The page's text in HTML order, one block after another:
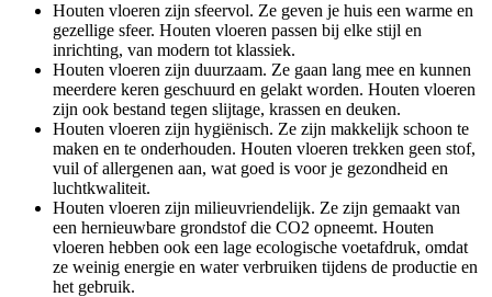
Houten vloeren zijn sfeervol. Ze geven je huis een warme en
gezellige sfeer. Houten vloeren passen bij elke stijl en
inrichting, van modern tot klassiek.
Houten vloeren zijn duurzaam. Ze gaan lang mee en kunnen
meerdere keren geschuurd en gelakt worden. Houten vloeren
zijn ook bestand tegen slijtage, krassen en deuken.
Houten vloeren zijn hygiënisch. Ze zijn makkelijk schoon te
maken en te onderhouden. Houten vloeren trekken geen stof,
vuil of allergenen aan, wat goed is voor je gezondheid en
luchtkwaliteit.
Houten vloeren zijn milieuvriendelijk. Ze zijn gemaakt van
een hernieuwbare grondstof die CO2 opneemt. Houten
vloeren hebben ook een lage ecologische voetafdruk, omdat
ze weinig energie en water verbruiken tijdens de productie en
het gebruik.